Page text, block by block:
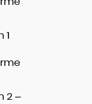
1
2 –